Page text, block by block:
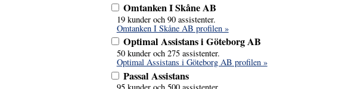
Omtanken I Skåne AB
19 kunder och 90 assistenter.
Omtanken I Skåne AB profilen »
Optimal Assistans i Göteborg AB
50 kunder och 275 assistenter.
Optimal Assistans i Göteborg AB profilen »
Passal Assistans